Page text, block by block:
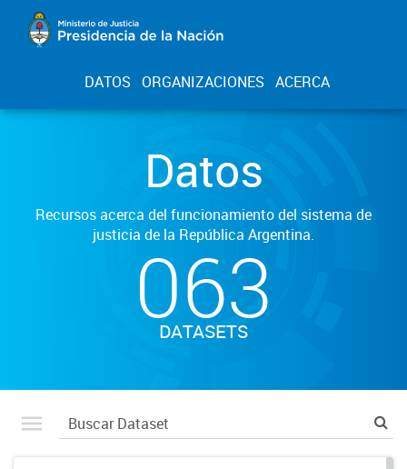
DATOS ORGANIZACIONES ACERCA
Datos
Recursos acerca del funcionamiento del sistema de
justicia de la República Argentina.
063
DATASETS